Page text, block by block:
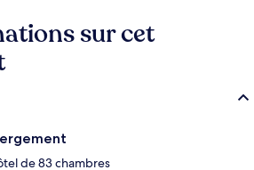
sur cet
de 83 chambres